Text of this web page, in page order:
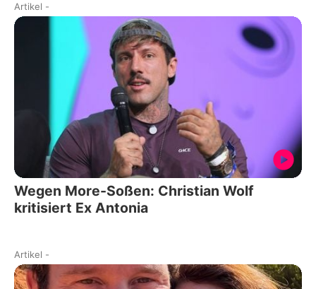
Artikel -
Wegen More-Soßen: Christian Wolf
kritisiert Ex Antonia
Artikel -